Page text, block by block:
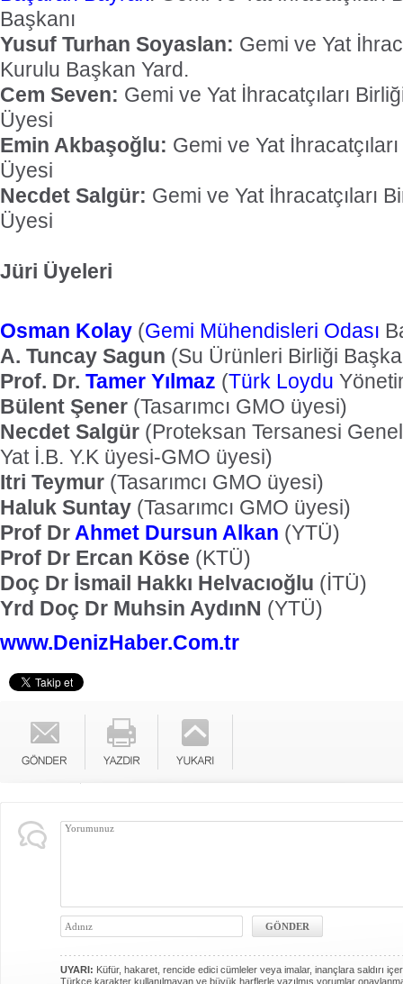
Başkanı
Yusuf Turhan Soyaslan: Gemi ve Yat
Kurulu Başkan Yard.
Cem Seven: Gemi ve Yat İhracatçıları
Üyesi
Emin Akbaşoğlu: Gemi ve Yat
Üyesi
Necdet Salgür: Gemi ve Yat İhracatçıları
Üyesi
Jüri Üyeleri
Osman Kolay (Gemi Mühendisleri Odası
A. Tuncay Sagun (Su Ürünleri Birliği
Prof. Dr. Tamer Yılmaz (Türk Loydu
Bülent Şener (Tasarımcı GMO üyesi)
Necdet Salgür (Proteksan Tersanesi
Yat İ.B. Y.K üyesi-GMO üyesi)
Itri Teymur (Tasarımcı GMO üyesi)
Haluk Suntay (Tasarımcı GMO üyesi)
Prof Dr Ahmet Dursun Alkan (YTÜ)
Prof Dr Ercan Köse (KTÜ)
Doç Dr İsmail Hakkı Helvacıoğlu (İTÜ)
Yrd Doç Dr Muhsin AydınN (YTÜ)
www.DenizHaber.Com.tr
UYARI: Küfür, hakaret, rencide edici cümleler veya imalar, inançlara saldırı
Türkçe karakter kullanılmayan ve büyük harflerle yazılmış yorumlar